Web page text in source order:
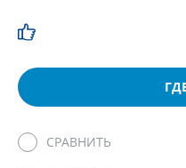
СРАВНИТЬ